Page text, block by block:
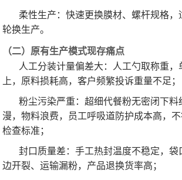
柔性生产：快速更换膜材、螺杆规格，
轮换生产。
（二）原有生产模式现存痛点
人工分装计量偏差大：人工勺取称重，
上，原料损耗高，客户频繁投诉重量不足；
粉尘污染严重：超细代餐粉无密闭下料
漫，物料浪费，员工呼吸道防护成本高，
检查标准；
封口质量差：手工热封温度不稳定，袋
边开裂、运输漏粉，产品退换货率高；